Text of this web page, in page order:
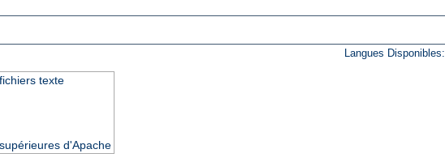
Langues Disponibles:
texte
d'Apache